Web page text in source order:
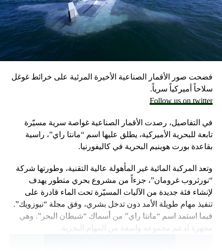
احتياطيا في حال نشوب حرب محتملة مع لبنان، وفق ما أكد
مسؤولون إسرائيليون حاليون وسابقون.
وكانت وزارة الخارجية أرجأت في مايو، فقط تسليم قنابل زنة
2000 رطل و500 رطل إلى إسرائيل بسبب مخاوف بشأن سقوط
ضحايا من المدنيين في مدينة رفح.
إلا أن نتنياهو خرج الأسبوع المضي بتصريحات نارية، ومفاجئة
حول مماطلة أميركا في تسليم تل أبيب أسلحة
ما أثار حفيظة البيت الأبيض الذي وصف تلك التصريحات بالمخيبة
للآمال.
فضحت صور الأقمار الصناعية الأخيرة المرئية على خرائط غوغل
سلاحاً أميركياً سرياً.
Follow us on twitter
في التفاصيل، رصدت الأقمار الصناعية غواصة سرية مسيّرة
تابعة للبحرية الأميركية، يطلق عليها اسم “مانتا راي”، راسية
بقاعدة بورت هوينيم البحرية في كاليفورنيا.
وتعد المركبة المائية غير المأهولة عالية التقنية، وطورتها شركة
“نورثروب غرومان”، جزءاً من مشروع بحري متطور يهدف
لإنشاء فئة جديدة من الآليات المسيّرة تحت الماء قادرة على
تنفيذ مهام طويلة الأمد دون تدخل بشري، وفق مجلة “نيوزويك”.
فيما استمد اسم “مانتا راي” من أسماك “شيطان البحر”. وهي
مجهزة لدعم مجموعة واسعة من المهام البحرية.